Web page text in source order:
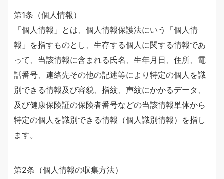
第1条（個人情報）
「個人情報」とは、個人情報保護法にいう「個人情
報」を指すものとし、生存する個人に関する情報であ
って、当該情報に含まれる氏名、生年月日、住所、電
話番号、連絡先その他の記述等により特定の個人を識
別できる情報及び容貌、指紋、声紋にかかるデータ、
及び健康保険証の保険者番号などの当該情報単体から
特定の個人を識別できる情報（個人識別情報）を指し
ます。
第2条（個人情報の収集方法）